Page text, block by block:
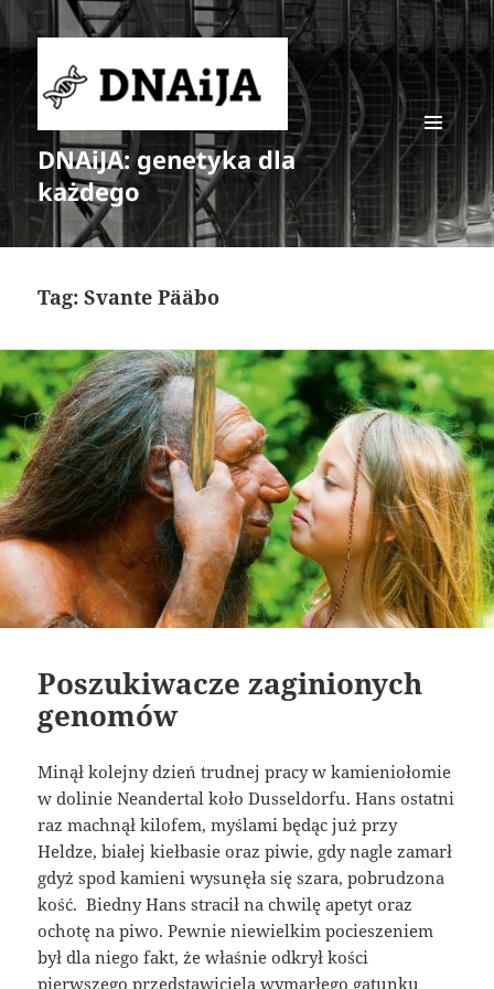
DNAiJA: genetyka dla
każdego
MENU
WIDGETY
Tag:Svante Pääbo
Poszukiwacze zaginionych
genomów
Minął kolejny dzień trudnej pracy w kamieniołomie
w dolinie Neandertal koło Dusseldorfu. Hans ostatni
raz machnął kilofem, myślami będąc już przy
Heldze, białej kiełbasie oraz piwie, gdy nagle zamarł
gdyż spod kamieni wysunęła się szara, pobrudzona
kość. Biedny Hans stracił na chwilę apetyt oraz
ochotę na piwo. Pewnie niewielkim pocieszeniem
był dla niego fakt, że właśnie odkrył kości
pierwszego przedstawiciela wymarłego gatunku